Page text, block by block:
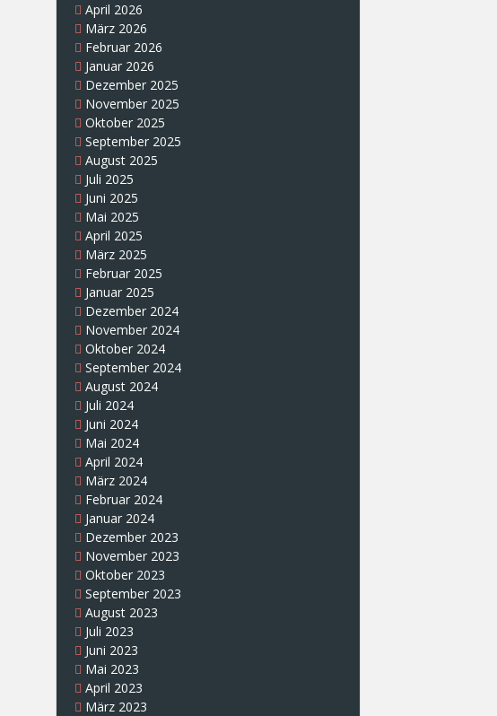
April 2026
März 2026
Februar 2026
Januar 2026
Dezember 2025
November 2025
Oktober 2025
September 2025
August 2025
Juli 2025
Juni 2025
Mai 2025
April 2025
März 2025
Februar 2025
Januar 2025
Dezember 2024
November 2024
Oktober 2024
September 2024
August 2024
Juli 2024
Juni 2024
Mai 2024
April 2024
März 2024
Februar 2024
Januar 2024
Dezember 2023
November 2023
Oktober 2023
September 2023
August 2023
Juli 2023
Juni 2023
Mai 2023
April 2023
März 2023